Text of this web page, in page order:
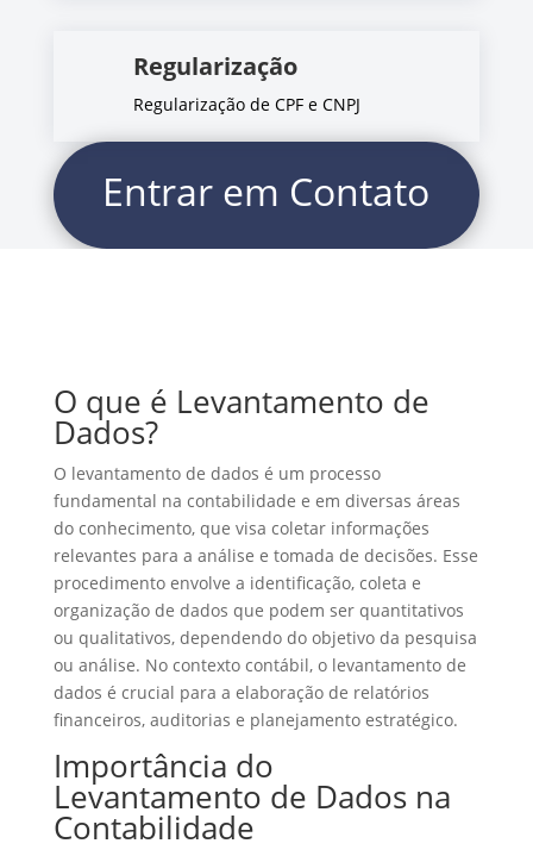
Regularização
Regularização de CPF e CNPJ
Entrar em Contato
O que é Levantamento de
Dados?
O levantamento de dados é um processo
fundamental na contabilidade e em diversas áreas
do conhecimento, que visa coletar informações
relevantes para a análise e tomada de decisões. Esse
procedimento envolve a identificação, coleta e
organização de dados que podem ser quantitativos
ou qualitativos, dependendo do objetivo da pesquisa
ou análise. No contexto contábil, o levantamento de
dados é crucial para a elaboração de relatórios
financeiros, auditorias e planejamento estratégico.
Importância do
Levantamento de Dados na
Contabilidade